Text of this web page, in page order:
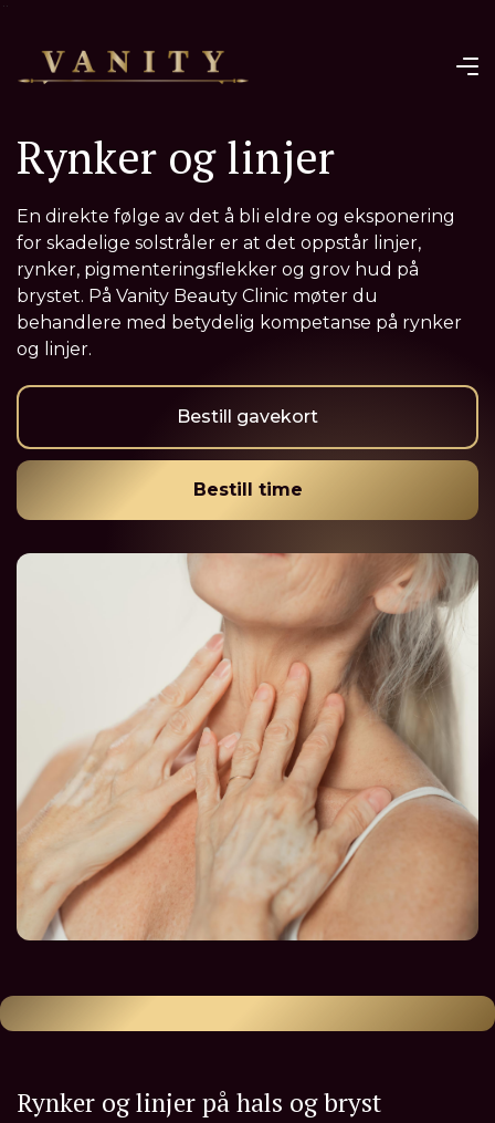
¨
Rynker og linjer
En direkte følge av det å bli eldre og eksponering
for skadelige solstråler er at det oppstår linjer,
rynker, pigmenteringsflekker og grov hud på
brystet. På Vanity Beauty Clinic møter du
behandlere med betydelig kompetanse på rynker
og linjer.
Bestill gavekort
Bestill time
Rynker og linjer på hals og bryst